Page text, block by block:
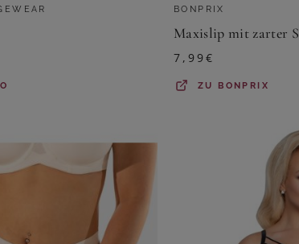
BONPRIX
Maxislip mit zarter
7,99€
ZU BONPRIX